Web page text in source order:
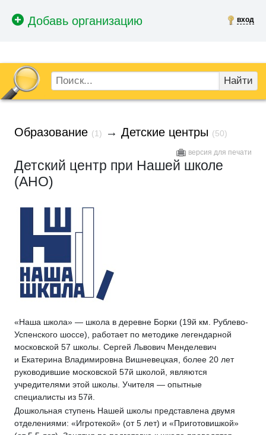
вход
Найти
Образование (1) → Детские центры (50)
версия для печати
Детский центр при Нашей школе
(АНО)
«Наша школа» — школа в деревне Борки (19й км. Рублево-
Успенского шоссе), работает по методике легендарной
московской 57 школы. Сергей Львович Менделевич
и Екатерина Владимировна Вишневецкая, более 20 лет
руководившие московской 57й школой, являются
учредителями этой школы. Учителя — опытные
специалисты из 57й.
Дошкольная ступень Нашей школы представлена двумя
отделениями: «Игротекой» (от 5 лет) и «Приготовишкой»